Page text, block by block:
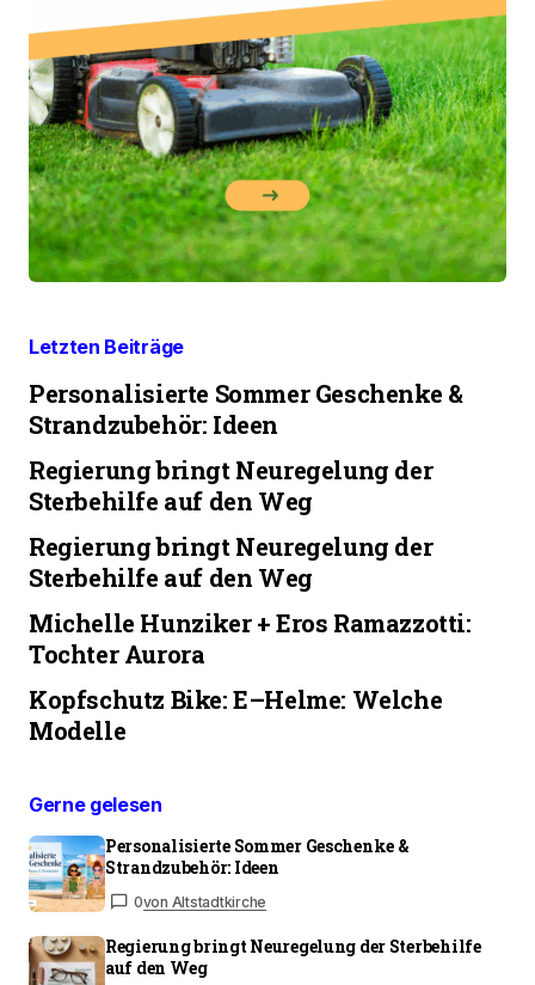
Letzten Beiträge
Personalisierte Sommer Geschenke &
Strandzubehör: Ideen
Regierung bringt Neuregelung der
Sterbehilfe auf den Weg
Regierung bringt Neuregelung der
Sterbehilfe auf den Weg
Michelle Hunziker + Eros Ramazzotti:
Tochter Aurora
Kopfschutz Bike: E–Helme: Welche
Modelle
Gerne gelesen
Personalisierte Sommer Geschenke &
Strandzubehör: Ideen
0von Altstadtkirche
Regierung bringt Neuregelung der Sterbehilfe
auf den Weg